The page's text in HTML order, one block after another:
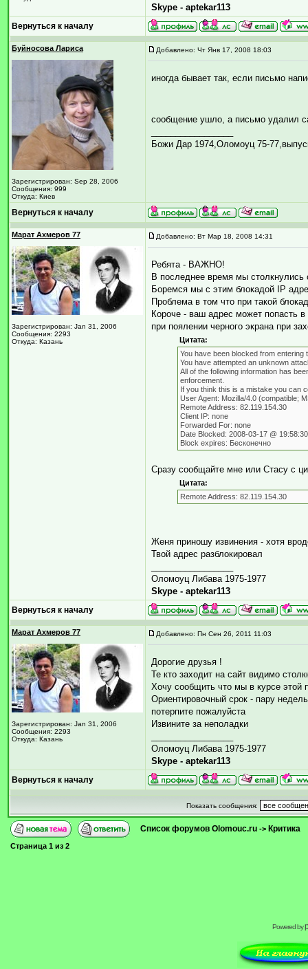
Skype - aptekar113
Вернуться к началу
Буйносова Лариса
Зарегистрирован: Sep 28, 2006
Сообщения: 999
Откуда: Киев
Добавлено: Чт Янв 17, 2008 18:03
иногда бывает так, если письмо
сообщение ушло, а письмо удалил
Божи Дар 1974,Оломоуц 75-
Вернуться к началу
Марат Ахмеров 77
Зарегистрирован: Jan 31, 2006
Сообщения: 2293
Откуда: Казань
Добавлено: Вт Мар 18, 2008 14:31
Ребята - ВАЖНО!
В последнее время мы
Боремся мы с этим блокадой IP
Проблема в том что при такой
Короче - ваш адрес может попасть в
при поялении черного экрана при
Цитата:
You have been blocked from entering
You have attempted an unknown
All of the following information has
enforcement.
If you think this is a mistake you can
User Agent: Mozilla/4.0 (compatible;
Remote Address: 82.119.154.30
Client IP: none
Forwarded For: none
Date Blocked: 2008-03-17 @
Block expires: Бесконечно
Сразу сообщайте мне или Стасу с
Цитата:
Remote Address: 82.119.154.30
Женя приношу извинения - хотя
Твой адрес разблокировал
Оломоуц Либава 1975-1977
Skype - aptekar113
Вернуться к началу
Марат Ахмеров 77
Зарегистрирован: Jan 31, 2006
Сообщения: 2293
Откуда: Казань
Добавлено: Пн Сен 26, 2011 11:03
Дорогие друзья !
Те кто заходит на сайт видимо
Хочу сообщить что мы в курсе этой
Ориентировочный срок - пару недель
потерпите пожалуйста
Извините за неполадки
Оломоуц Либава 1975-1977
Skype - aptekar113
Вернуться к началу
Показать сообщения:
Список форумов Olomouc.ru -> Критика
Страница 1 из 2
Powered by